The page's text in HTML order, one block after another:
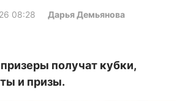
08:28
Дарья Демьянова
получат кубки,
и призы.